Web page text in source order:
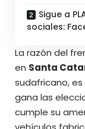
Sigue a
sociales:
La razón del
en Santa
sudafricano,
gana las
cumple su